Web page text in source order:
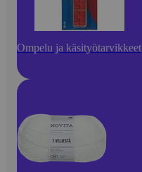
Ompelu ja käsityötarvikkeet